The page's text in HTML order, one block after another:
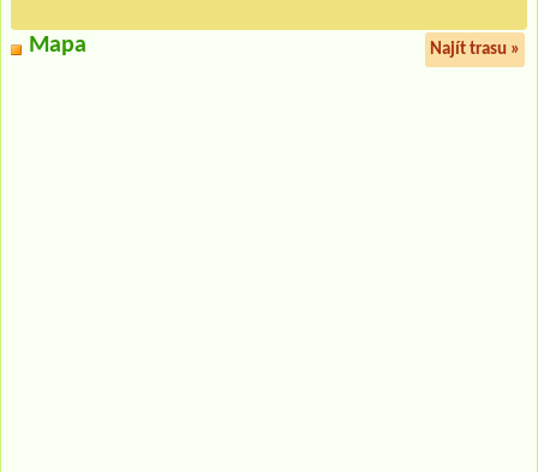
Mapa Najít trasu »